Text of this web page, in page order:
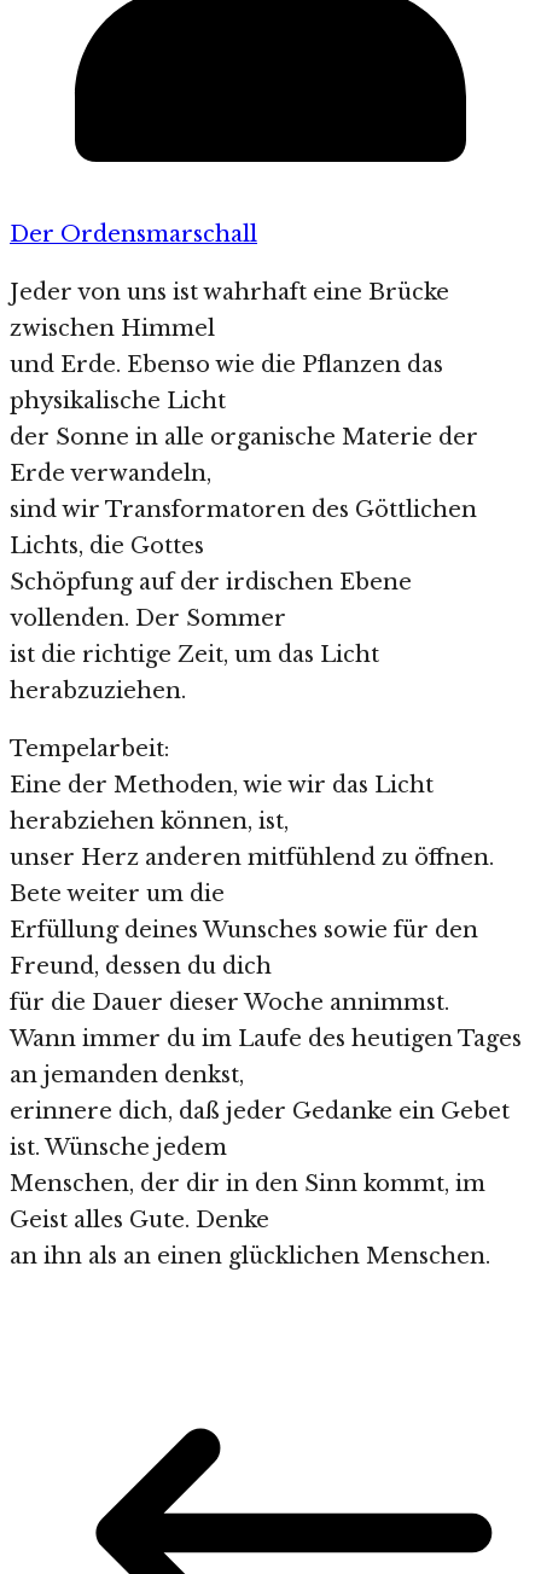
Der Ordensmarschall
Jeder von uns ist wahrhaft eine Brücke
zwischen Himmel
und Erde. Ebenso wie die Pflanzen das
physikalische Licht
der Sonne in alle organische Materie der
Erde verwandeln,
sind wir Transformatoren des Göttlichen
Lichts, die Gottes
Schöpfung auf der irdischen Ebene
vollenden. Der Sommer
ist die richtige Zeit, um das Licht
herabzuziehen.
Tempelarbeit:
Eine der Methoden, wie wir das Licht
herabziehen können, ist,
unser Herz anderen mitfühlend zu öffnen.
Bete weiter um die
Erfüllung deines Wunsches sowie für den
Freund, dessen du dich
für die Dauer dieser Woche annimmst.
Wann immer du im Laufe des heutigen Tages
an jemanden denkst,
erinnere dich, daß jeder Gedanke ein Gebet
ist. Wünsche jedem
Menschen, der dir in den Sinn kommt, im
Geist alles Gute. Denke
an ihn als an einen glücklichen Menschen.